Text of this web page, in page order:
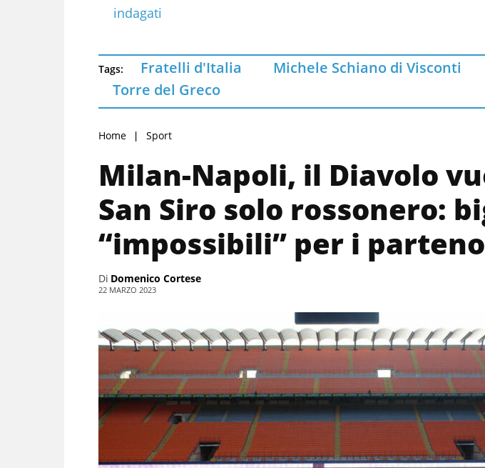
indagati
Tags: Fratelli d'Italia
Michele Schiano di Visconti
Torre del Greco
Home Sport
Milan-Napoli, il Diavolo
San Siro solo rossonero:
“impossibili” per i
Di Domenico Cortese
22 MARZO 2023